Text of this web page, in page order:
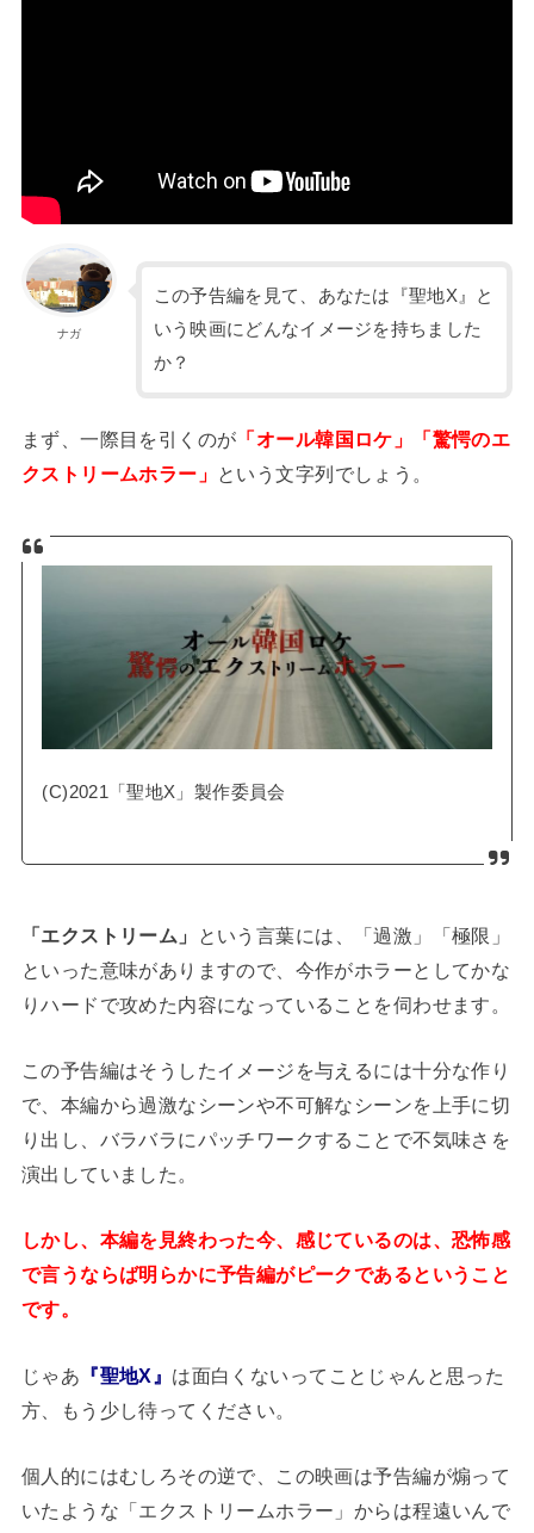
ナガ
この予告編を見て、あなたは『聖地X』と
いう映画にどんなイメージを持ちました
か？
まず、一際目を引くのが 「オール韓国ロケ」「驚愕のエ
クストリームホラー」 という文字列でしょう。
(C)2021「聖地X」製作委員会
「エクストリーム」
という言葉には、「過激」「極限」
といった意味がありますので、今作がホラーとしてかな
りハードで攻めた内容になっていることを伺わせます。
この予告編はそうしたイメージを与えるには十分な作り
で、本編から過激なシーンや不可解なシーンを上手に切
り出し、バラバラにパッチワークすることで不気味さを
演出していました。
しかし、本編を見終わった今、感じているのは、恐怖感
で言うならば明らかに予告編がピークであるということ
です。
じゃあ 『聖地X』 は面白くないってことじゃんと思った
方、もう少し待ってください。
個人的にはむしろその逆で、この映画は予告編が煽って
いたような「エクストリームホラー」からは程遠いんで